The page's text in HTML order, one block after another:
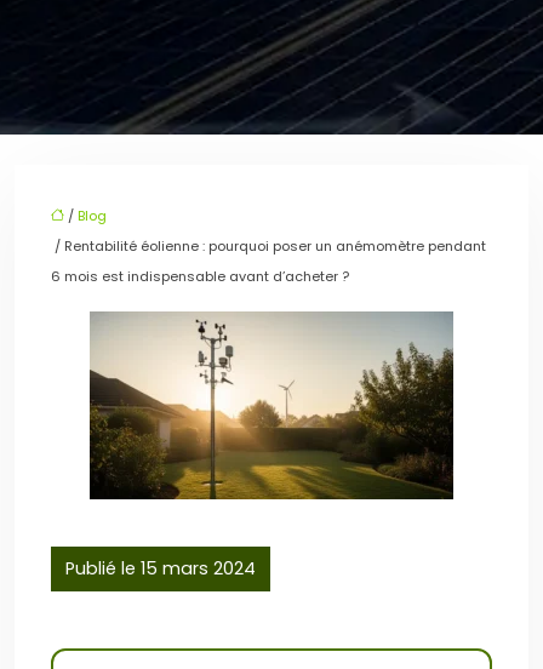
/Blog
/ Rentabilité éolienne : pourquoi poser un anémomètre pendant
6 mois est indispensable avant d’acheter ?
Publié le 15 mars 2024